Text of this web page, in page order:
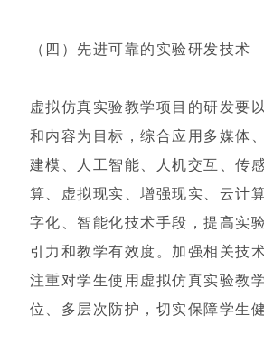
（四）先进可靠的实验研发技术
虚拟仿真实验教学项目的研发要
和内容为目标，综合应用多媒体
建模、人工智能、人机交互、传
算、虚拟现实、增强现实、云计
字化、智能化技术手段，提高实
引力和教学有效度。加强相关技
注重对学生使用虚拟仿真实验教
位、多层次防护，切实保障学生健